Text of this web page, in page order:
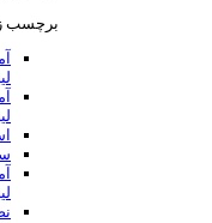
برچسب
اس
نصب